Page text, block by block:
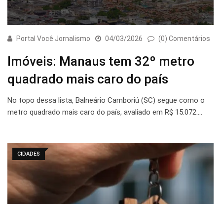
Portal Você Jornalismo 04/03/2026 (0) Comentários
Imóveis: Manaus tem 32º metro
quadrado mais caro do país
No topo dessa lista, Balneário Camboriú (SC) segue como o
metro quadrado mais caro do país, avaliado em R$ 15.072.…
CIDADES